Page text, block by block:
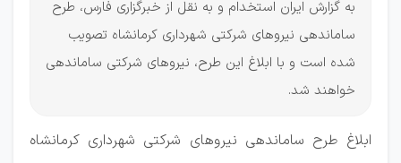
به گزارش ایران استخدام و به نقل از خبرگزاری فارس، طرح
ساماندهی نیروهای شرکتی شهرداری کرمانشاه تصویب
شده است و با ابلاغ این طرح، نیروهای شرکتی ساماندهی
خواهند شد.
ابلاغ طرح ساماندهی نیروهای شرکتی شهرداری کرمانشاه